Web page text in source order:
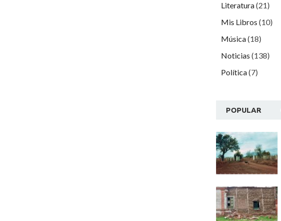
Literatura(21)
Mis Libros (10)
Música(18)
Noticias (138)
Política(7)
POPULAR